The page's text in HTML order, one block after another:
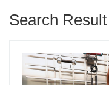
Search Result